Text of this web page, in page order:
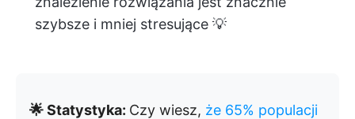
szybsze i mniej stresujące 💡
🌟 Statystyka: Czy wiesz, że 65% populacji